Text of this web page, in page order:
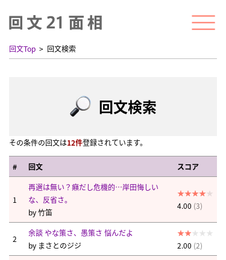
回文Top 回文検索
回文検索
その条件の回文は12件登録されています。
# 回文 スコア
1
再選は無い？癪だし危機的…岸田悔しい
な、反省さ。
by竹笛
4.00 (3)
2
余談 やな策さ、愚策さ 悩んだよ
by まさとのジジ 2.00 (2)